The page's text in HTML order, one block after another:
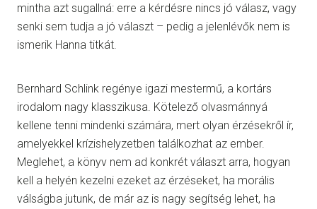
mintha azt sugallná: erre a kérdésre nincs jó válasz, vagy
senki sem tudja a jó választ – pedig a jelenlévők nem is
ismerik Hanna titkát.
Bernhard Schlink regénye igazi mestermű, a kortárs
irodalom nagy klasszikusa. Kötelező olvasmánnyá
kellene tenni mindenki számára, mert olyan érzésekről ír,
amelyekkel krízishelyzetben találkozhat az ember.
Meglehet, a könyv nem ad konkrét választ arra, hogyan
kell a helyén kezelni ezeket az érzéseket, ha morális
válságba jutunk, de már az is nagy segítség lehet, ha